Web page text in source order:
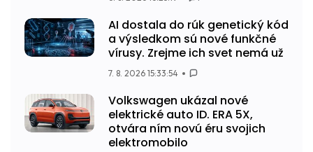
AI dostala do rúk genetický kód
a výsledkom sú nové funkčné
vírusy. Zrejme ich svet nemá už
7. 8. 2026 15:33:54
Volkswagen ukázal nové
elektrické auto ID. ERA 5X,
otvára ním novú éru svojich
elektromobilo